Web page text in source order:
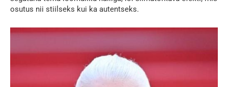
osutus nii stiilseks kui ka autentseks.